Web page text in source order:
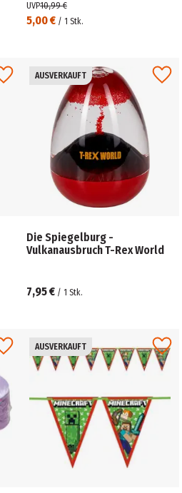
5,00 € / 1 Stk.
UVP10,99 €
AUSVERKAUFT
Die Spiegelburg -
Vulkanausbruch T-Rex World
7,95 € / 1 Stk.
AUSVERKAUFT